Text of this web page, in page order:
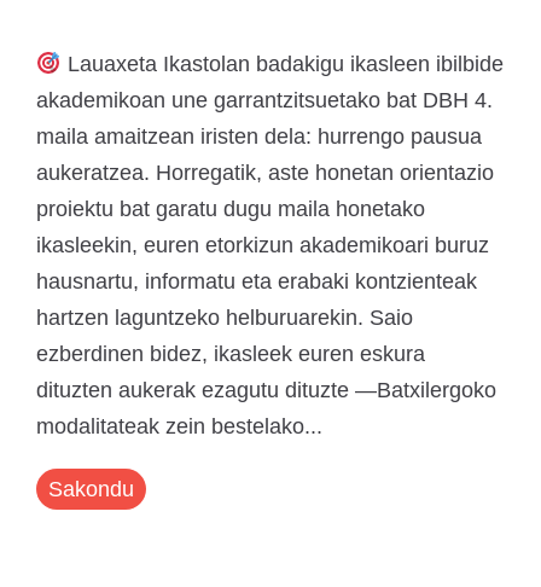
Lauaxeta Ikastolan badakigu ikasleen ibilbide
akademikoan une garrantzitsuetako bat DBH 4.
maila amaitzean iristen dela: hurrengo pausua
aukeratzea. Horregatik, aste honetan orientazio
proiektu bat garatu dugu maila honetako
ikasleekin, euren etorkizun akademikoari buruz
hausnartu, informatu eta erabaki kontzienteak
hartzen laguntzeko helburuarekin. Saio
ezberdinen bidez, ikasleek euren eskura
dituzten aukerak ezagutu dituzte —Batxilergoko
modalitateak zein bestelako...
Sakondu